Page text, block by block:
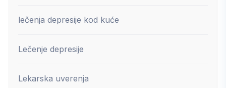
lečenja depresije kod kuće
Lečenje depresije
Lekarska uverenja